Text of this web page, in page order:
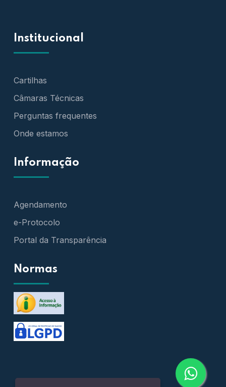
Institucional
Cartilhas
Câmaras Técnicas
Perguntas frequentes
Onde estamos
Informação
Agendamento
e-Protocolo
Portal da Transparência
Normas